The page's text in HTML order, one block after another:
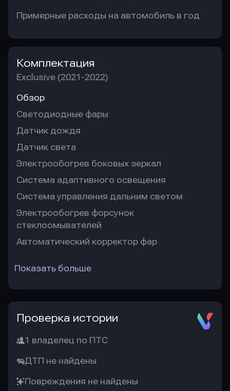
Примерные расходы на автомобиль в год
Комплектация
Exclusive (2021-2022)
Обзор
Светодиодные фары
Датчик дождя
Датчик света
Электрообогрев боковых зеркал
Система адаптивного освещения
Система управления дальним светом
Электрообогрев форсунок
стеклоомывателей
Автоматический корректор фар
Показать больше
Проверка истории
1 владелец по ПТС
ДТП не найдены
Повреждения не найдены